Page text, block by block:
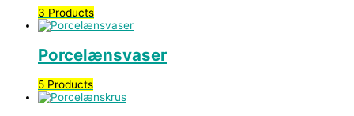
3 Products
Porcelænsvaser
5 Products